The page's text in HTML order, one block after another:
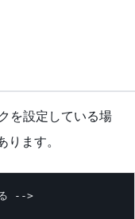
を設定している場
ります。
る -->